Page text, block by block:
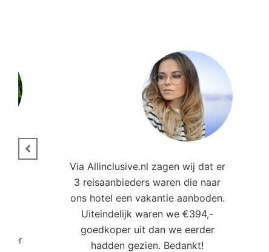
Via Allinclusive.nl zagen wij dat er
3 reisaanbieders waren die naar
ons hotel een vakantie aanboden.
Uiteindelijk waren we €394,-
goedkoper uit dan we eerder
hadden gezien. Bedankt!